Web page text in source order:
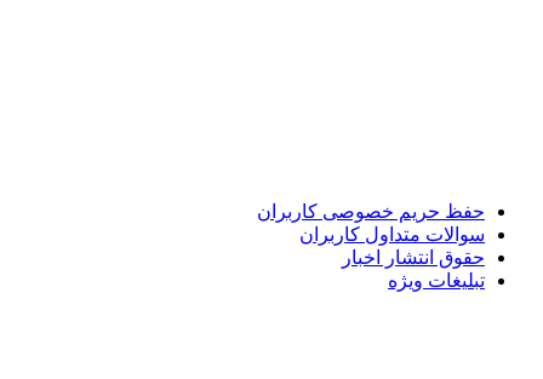
حفظ حریم خصوصی کاربران
سوالات متداول کاربران
حقوق انتشار اخبار
تبلیغات ویژه